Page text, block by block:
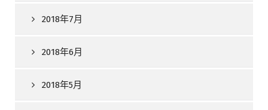
2018年7月
2018年6月
2018年5月